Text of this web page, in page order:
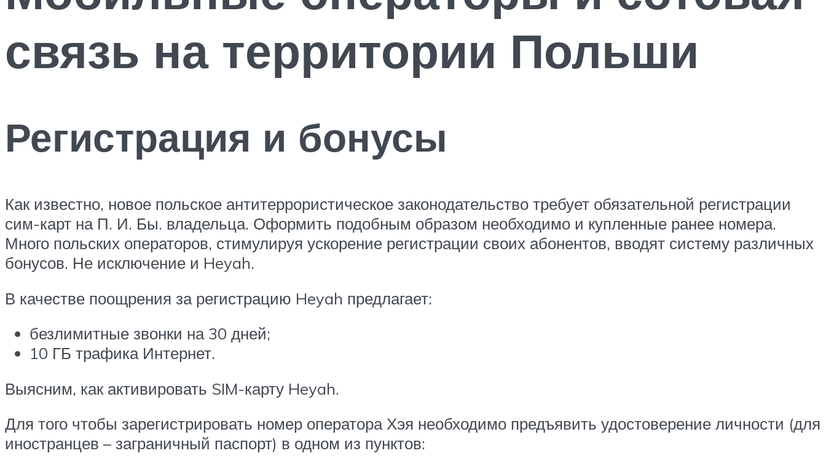
связь на территории Польши
Регистрация и бонусы
Как известно, новое польское антитеррористическое законодательство требует обязательной регистрации
сим-карт на П. И. Бы. владельца. Оформить подобным образом необходимо и купленные ранее номера.
Много польских операторов, стимулируя ускорение регистрации своих абонентов, вводят систему различных
бонусов. Не исключение и Heyah.
В качестве поощрения за регистрацию Heyah предлагает:
безлимитные звонки на 30 дней;
10 ГБ трафика Интернет.
Выясним, как активировать SIM-карту Heyah.
Для того чтобы зарегистрировать номер оператора Хэя необходимо предъявить удостоверение личности (для
иностранцев – заграничный паспорт) в одном из пунктов: